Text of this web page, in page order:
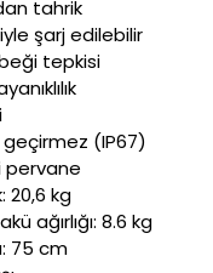
tahrik
şarj edilebilir
tepkisi
(IP67)
pervane
20,6 kg
ağırlığı: 8.6 kg
75 cm